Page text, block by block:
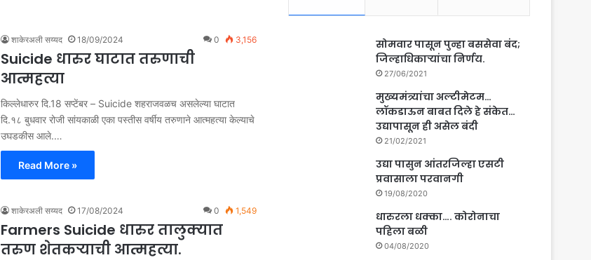
शाकेरअली सय्यद 18/09/2024 0 3,156
Suicide धारुर घाटात तरुणाची
आत्महत्या
किल्लेधारुर दि.18 सप्टेंबर – Suicide शहराजवळच असलेल्या घाटात
दि.१८ बुधवार रोजी सांयकाळी एका पस्तीस वर्षीय तरुणाने आत्महत्या केल्याचे
उघडकीस आले.…
Read More »
शाकेरअली सय्यद 17/08/2024 0 1,549
Farmers Suicide धारुर तालुक्यात
तरुण शेतकऱ्याची आत्महत्या.
सोमवार पासून पुन्हा बससेवा बंद;
जिल्हाधिकाऱ्यांचा निर्णय.
27/06/2021
मुख्यमंत्र्यांचा अल्टीमेटम…
लॉकडाऊन बाबत दिले हे संकेत…
उद्यापासून ही असेल बंदी
21/02/2021
उद्या पासुन आंतरजिल्हा एसटी
प्रवासाला परवानगी
19/08/2020
धारुरला धक्का…. कोरोनाचा
पहिला बळी
04/08/2020